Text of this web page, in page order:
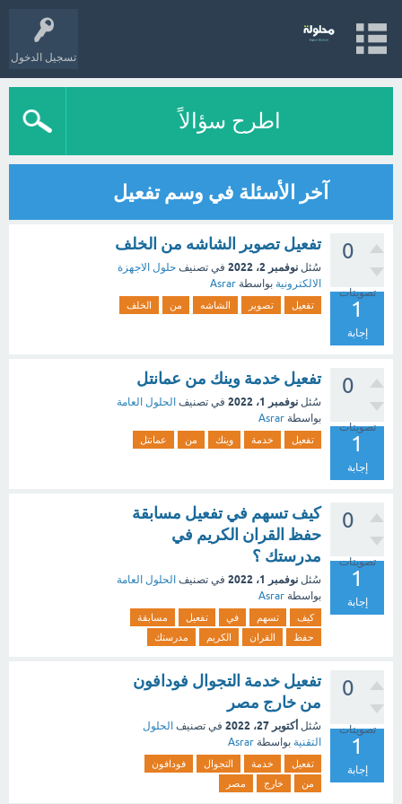
تسجيل الدخول
اطرح سؤالاً
آخر الأسئلة في وسم تفعيل
0
تصويتات
1
إجابة
تفعيل تصوير الشاشه من الخلف
سُئل نوفمبر 2، 2022 في تصنيف حلول الاجهزة
الالكترونية بواسطة Asrar
تفعيل تصوير الشاشه من الخلف
0
تصويتات
1
إجابة
تفعيل خدمة وينك من عمانتل
سُئل نوفمبر 1، 2022 في تصنيف الحلول العامة
بواسطة Asrar
تفعيل خدمة وينك من عمانتل
0
تصويتات
1
إجابة
كيف تسهم في تفعيل مسابقة
حفظ القران الكريم في
مدرستك ؟
سُئل نوفمبر 1، 2022 في تصنيف الحلول العامة
بواسطة Asrar
كيف تسهم في تفعيل
مسابقة
حفظ
القران الكريم مدرستك
0
تصويتات
1
إجابة
تفعيل خدمة التجوال فودافون
من خارج مصر
سُئل أكتوبر 27، 2022 في تصنيف الحلول
التقنية بواسطة Asrar
تفعيل خدمة التجوال
فودافون
من
خارج مصر